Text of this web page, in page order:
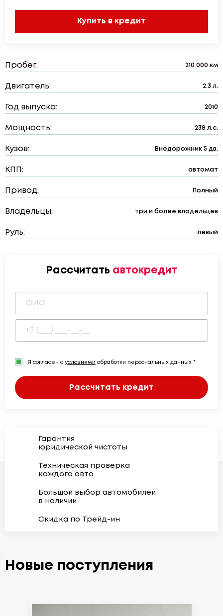
Купить в кредит
Пробег: 210 000 км
Двигатель: 2.3 л.
Год выпуска: 2010
Мощность: 238 л.с.
Кузов: Внедорожник 5 дв.
КПП: автомат
Привод: Полный
Владельцы: три и более владельцев
Руль: левый
Рассчитать автокредит
Я согласен с условиями обработки персональных данных *
Рассчитать кредит
Гарантия
юридической чистоты
Техническая проверка
каждого авто
Большой выбор автомобилей
в наличии
Скидка по Трейд-ин
Новые поступления